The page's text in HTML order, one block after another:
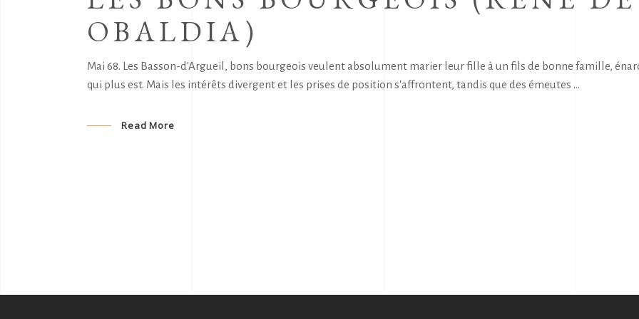
OBALDIA)
Mai 68. Les Basson-d'Argueil, bons bourgeois veulent absolument marier leur fille à un fils de bonne famille,
qui plus est. Mais les intérêts divergent et les prises de position s'affrontent, tandis que des émeutes
Read More